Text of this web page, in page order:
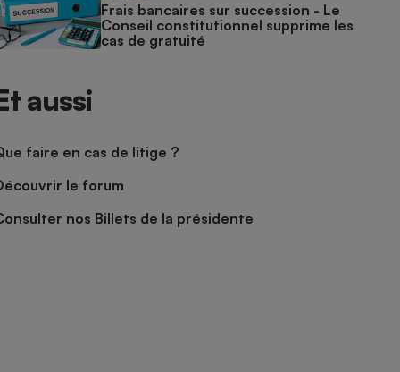
Frais bancaires sur succession - Le
Conseil constitutionnel supprime les
cas de gratuité
aussi
faire en cas de litige ?
le forum
nos Billets de la présidente